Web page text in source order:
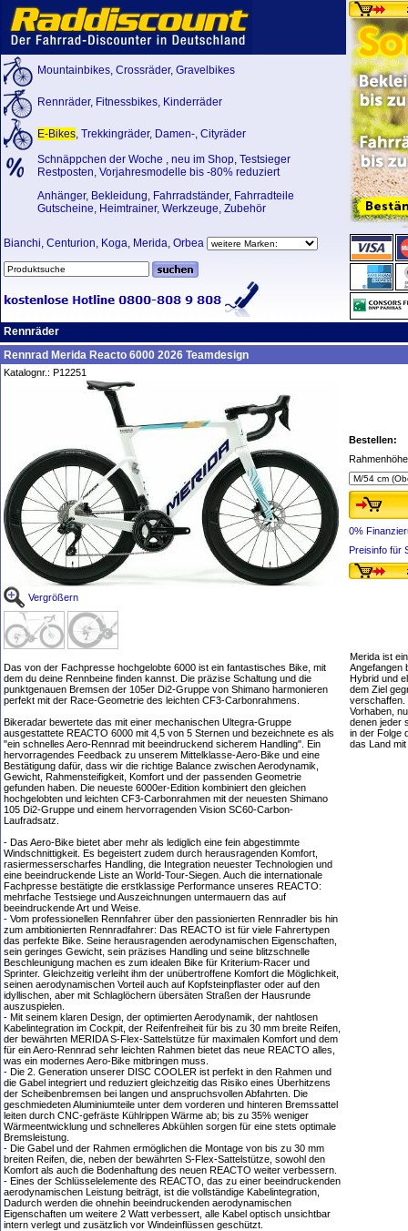
Mountainbikes, Crossräder, Gravelbikes
Rennräder, Fitnessbikes, Kinderräder
E-Bikes, Trekkingräder, Damen-, Cityräder
Schnäppchen der Woche , neu im Shop, Testsieger
Restposten, Vorjahresmodelle bis -80% reduziert
Anhänger, Bekleidung, Fahrradständer, Fahrradteile
Gutscheine, Heimtrainer, Werkzeuge, Zubehör
Bianchi, Centurion, Koga, Merida, Orbea
Rennräder
Rennrad Merida Reacto 6000 2026 Teamdesign
Katalognr.: P12251
Vergrößern
Das von der Fachpresse hochgelobte 6000 ist ein fantastisches Bike, mit
dem du deine Rennbeine finden kannst. Die präzise Schaltung und die
punktgenauen Bremsen der 105er Di2-Gruppe von Shimano harmonieren
perfekt mit der Race-Geometrie des leichten CF3-Carbonrahmens.
Bikeradar bewertete das mit einer mechanischen Ultegra-Gruppe
ausgestattete REACTO 6000 mit 4,5 von 5 Sternen und bezeichnete es als
"ein schnelles Aero-Rennrad mit beeindruckend sicherem Handling". Ein
hervorragendes Feedback zu unserem Mittelklasse-Aero-Bike und eine
Bestätigung dafür, dass wir die richtige Balance zwischen Aerodynamik,
Gewicht, Rahmensteifigkeit, Komfort und der passenden Geometrie
gefunden haben. Die neueste 6000er-Edition kombiniert den gleichen
hochgelobten und leichten CF3-Carbonrahmen mit der neuesten Shimano
105 Di2-Gruppe und einem hervorragenden Vision SC60-Carbon-
Laufradsatz.
- Das Aero-Bike bietet aber mehr als lediglich eine fein abgestimmte
Windschnittigkeit. Es begeistert zudem durch herausragenden Komfort,
rasiermesserscharfes Handling, die Integration neuester Technologien und
eine beeindruckende Liste an World-Tour-Siegen. Auch die internationale
Fachpresse bestätigte die erstklassige Performance unseres REACTO:
mehrfache Testsiege und Auszeichnungen untermauern das auf
beeindruckende Art und Weise.
- Vom professionellen Rennfahrer über den passionierten Rennradler bis hin
zum ambitionierten Rennradfahrer: Das REACTO ist für viele Fahrertypen
das perfekte Bike. Seine herausragenden aerodynamischen Eigenschaften,
sein geringes Gewicht, sein präzises Handling und seine blitzschnelle
Beschleunigung machen es zum idealen Bike für Kriterium-Racer und
Sprinter. Gleichzeitig verleiht ihm der unübertroffene Komfort die Möglichkeit,
seinen aerodynamischen Vorteil auch auf Kopfsteinpflaster oder auf den
idyllischen, aber mit Schlaglöchern übersäten Straßen der Hausrunde
auszuspielen.
- Mit seinem klaren Design, der optimierten Aerodynamik, der nahtlosen
Kabelintegration im Cockpit, der Reifenfreiheit für bis zu 30 mm breite Reifen,
der bewährten MERIDA S-Flex-Sattelstütze für maximalen Komfort und dem
für ein Aero-Rennrad sehr leichten Rahmen bietet das neue REACTO alles,
was ein modernes Aero-Bike mitbringen muss.
- Die 2. Generation unserer DISC COOLER ist perfekt in den Rahmen und
die Gabel integriert und reduziert gleichzeitig das Risiko eines Überhitzens
der Scheibenbremsen bei langen und anspruchsvollen Abfahrten. Die
geschmiedeten Aluminiumteile unter dem vorderen und hinteren Bremssattel
leiten durch CNC-gefräste Kühlrippen Wärme ab; bis zu 35% weniger
Wärmeentwicklung und schnelleres Abkühlen sorgen für eine stets optimale
Bremsleistung.
- Die Gabel und der Rahmen ermöglichen die Montage von bis zu 30 mm
breiten Reifen, die, neben der bewährten S-Flex-Sattelstütze, sowohl den
Komfort als auch die Bodenhaftung des neuen REACTO weiter verbessern.
- Eines der Schlüsselelemente des REACTO, das zu einer beeindruckenden
aerodynamischen Leistung beiträgt, ist die vollständige Kabelintegration,
Dadurch werden die ohnehin beeindruckenden aerodynamischen
Eigenschaften um weitere 2 Watt verbessert, alle Kabel optisch unsichtbar
intern verlegt und zusätzlich vor Windeinflüssen geschützt.
Bestellen:
0%
Preisinfo für
Merida ist
Angefangen
Hybrid und
dem Ziel
verschaffen.
Vorhaben,
denen jeder
in der Folge
das Land